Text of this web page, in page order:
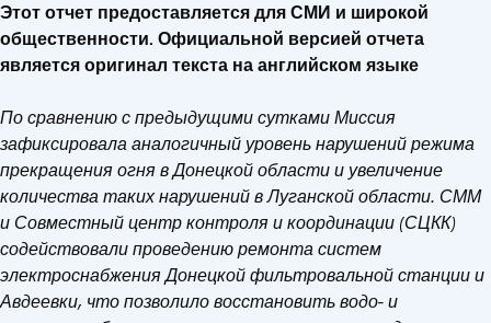
Этот отчет предоставляется для СМИ и широкой
общественности. Официальной версией отчета
является оригинал текста на английском языке
По сравнению с предыдущими сутками Миссия
зафиксировалааналогичный уровень нарушений режима
прекращения огня в Донецкой области и увеличение
количества таких нарушений в Луганской области. СММ
и Совместный центр контроля и координации (СЦКК)
содействовали проведению ремонта систем
электроснабжения Донецкой фильтровальной станции и
Авдеевки, что позволило восстановить водо- и